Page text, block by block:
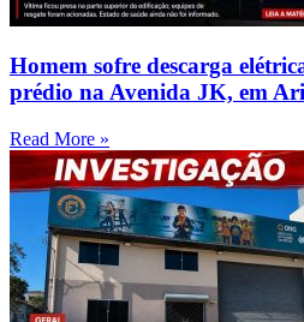
Homem sofre descarga
prédio na Avenida JK, em
Read More »